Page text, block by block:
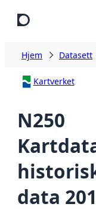
Hjem Datasett
Kartverket
N250
data